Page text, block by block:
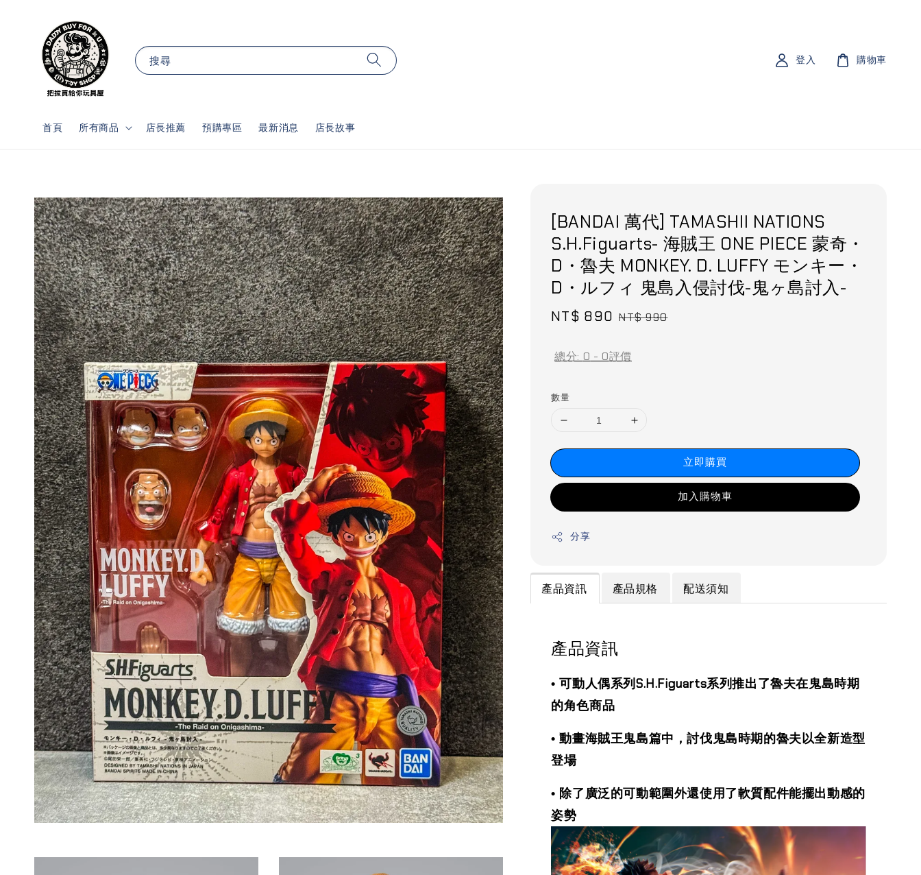
搜尋
首頁 所有商品 店長推薦 預購專區 最新消息 店長故事
登入 購物車
[BANDAI 萬代] TAMASHII NATIONS
S.H.Figuarts- 海賊王 ONE PIECE 蒙奇・
D・魯夫 MONKEY. D. LUFFY モンキー・
D・ルフィ 鬼島入侵討伐-鬼ヶ島討入-
Sale
NT$ 890 Regular
NT$ 990
總分: 0 - 0評價
數量
立即購買
加入購物車
分享
產品資訊 產品規格 配送須知
產品資訊
•可動人偶系列S.H.Figuarts系列推出了魯夫在鬼島時期
的角色商品
•動畫海賊王鬼島篇中，討伐鬼島時期的魯夫以全新造型
登場
• 除了廣泛的可動範圍外還使用了軟質配件能擺出動感的
姿勢